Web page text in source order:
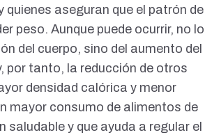
aseguran que el patrón de
peso. Aunque puede ocurrir, no lo
del cuerpo, sino del aumento del
por tanto, la reducción de otros
densidad calórica y menor
mayor consumo de alimentos de
saludable y que ayuda a regular el